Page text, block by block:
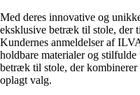
Med deres innovative og
eksklusive betræk til stole, der
Kundernes anmeldelser af
holdbare materialer og
betræk til stole, der
oplagt valg.